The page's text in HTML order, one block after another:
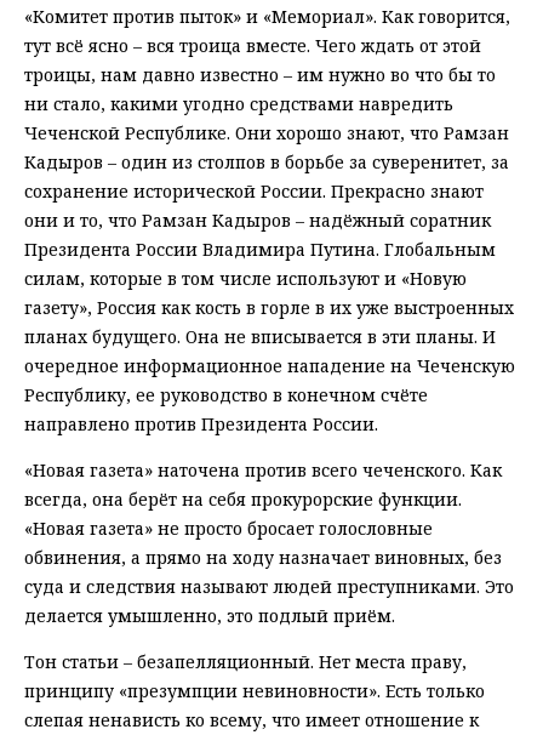
«Комитет против пыток» и «Мемориал». Как говорится,
тут всё ясно – вся троица вместе. Чего ждать от этой
троицы, нам давно известно – им нужно во что бы то
ни стало, какими угодно средствами навредить
Чеченской Республике. Они хорошо знают, что Рамзан
Кадыров – один из столпов в борьбе за суверенитет, за
сохранение исторической России. Прекрасно знают
они и то, что Рамзан Кадыров – надёжный соратник
Президента России Владимира Путина. Глобальным
силам, которые в том числе используют и «Новую
газету», Россия как кость в горле в их уже выстроенных
планах будущего. Она не вписывается в эти планы. И
очередное информационное нападение на Чеченскую
Республику, ее руководство в конечном счёте
направлено против Президента России.
«Новая газета» наточена против всего чеченского. Как
всегда, она берёт на себя прокурорские функции.
«Новая газета» не просто бросает голословные
обвинения, а прямо на ходу назначает виновных, без
суда и следствия называют людей преступниками. Это
делается умышленно, это подлый приём.
Тон статьи – безапелляционный. Нет места праву,
принципу «презумпции невиновности». Есть только
слепая ненависть ко всему, что имеет отношение к